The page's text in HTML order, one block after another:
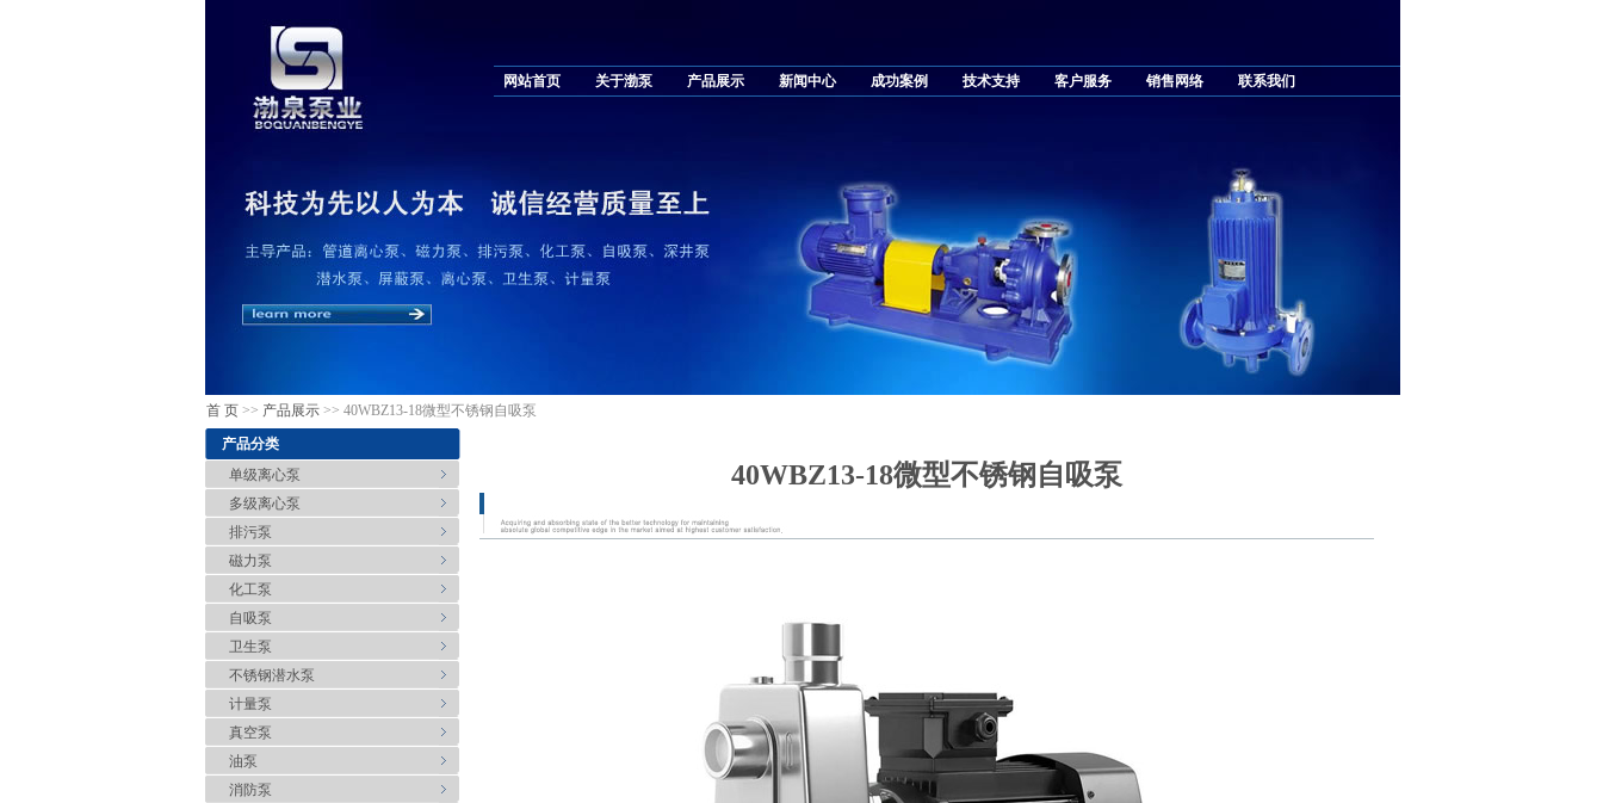
网站首页 关于渤泵 产品展示 新闻中心 成功案例 技术支持 客户服务 销售网络 联系我们
首 页>> 产品展示>> 40WBZ13-18微型不锈钢自吸泵
产品分类
单级离心泵
多级离心泵
排污泵
磁力泵
化工泵
自吸泵
卫生泵
不锈钢潜水泵
计量泵
真空泵
油泵
消防泵
40WBZ13-18微型不锈钢自吸泵